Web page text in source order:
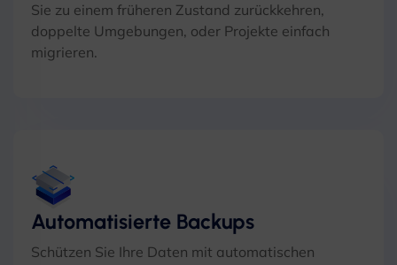
Sie zu einem früheren Zustand zurückkehren,
doppelte Umgebungen, oder Projekte einfach
migrieren.
Automatisierte Backups
Schützen Sie Ihre Daten mit automatischen